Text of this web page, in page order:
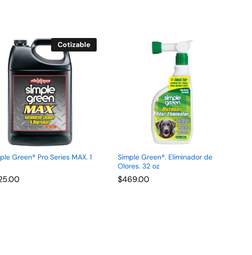
Cotizable
Green® Pro Series MAX. 1
Simple Green®. Eliminador de
Olores. 32 oz
$469.00
$469.00